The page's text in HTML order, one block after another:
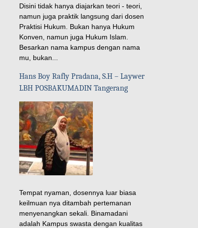
Disini tidak hanya diajarkan teori - teori,
namun juga praktik langsung dari dosen
Praktisi Hukum. Bukan hanya Hukum
Konven, namun juga Hukum Islam.
Besarkan nama kampus dengan nama
mu, bukan...
Hans Boy Rafly Pradana, S.H – Laywer
LBH POSBAKUMADIN Tangerang
Tempat nyaman, dosennya luar biasa
keilmuan nya ditambah pertemanan
menyenangkan sekali. Binamadani
adalah Kampus swasta dengan kualitas